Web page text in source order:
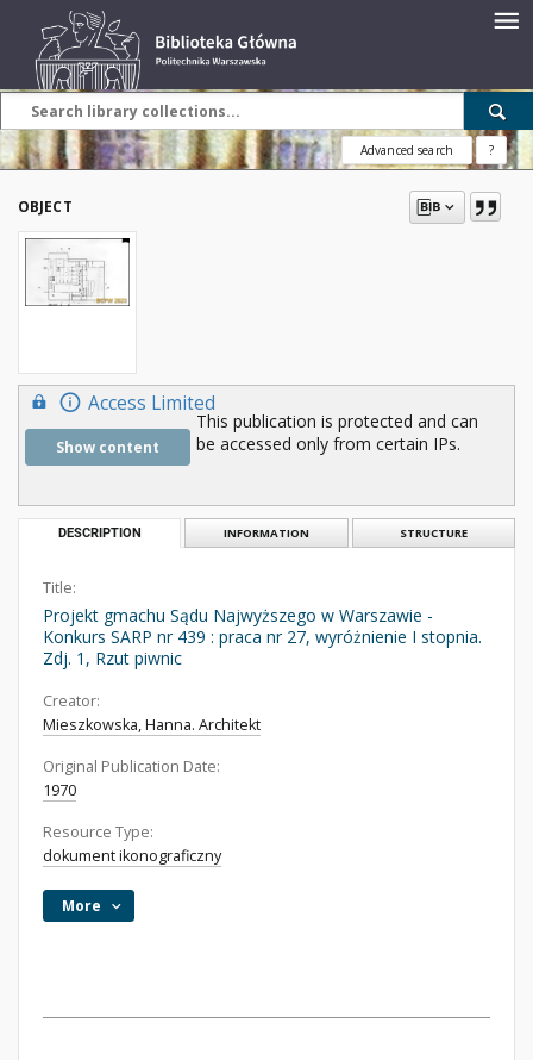
Advanced search ?
OBJECT
Access Limited
Show content
This publication is protected and can
be accessed only from certain IPs.
DESCRIPTION INFORMATION STRUCTURE
Title:
Projekt gmachu Sądu Najwyższego w Warszawie -
Konkurs SARP nr 439 : praca nr 27, wyróżnienie I stopnia.
Zdj. 1, Rzut piwnic
Creator:
Mieszkowska, Hanna. Architekt
Original Publication Date:
1970
Resource Type:
dokument ikonograficzny
More